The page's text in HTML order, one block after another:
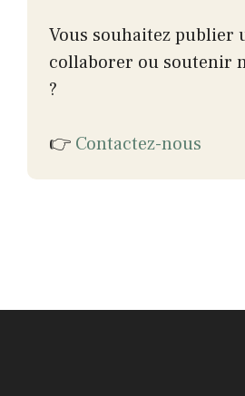
Vous souhaitez publier
collaborer ou soutenir
?
👉 Contactez-nous